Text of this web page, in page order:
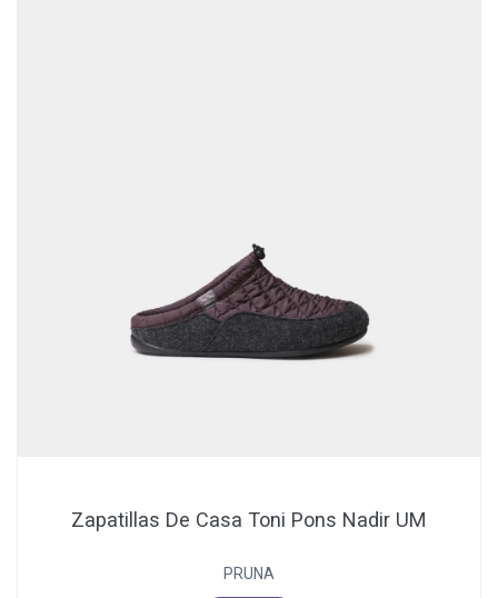
Zapatillas De Casa Toni Pons Nadir UM
PRUNA